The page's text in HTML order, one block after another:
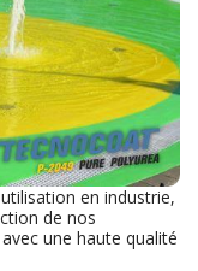
en industrie,
de nos
une haute qualité